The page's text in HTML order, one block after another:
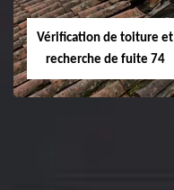
Vérification de toiture et
recherche de fuite 74